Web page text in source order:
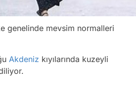
genelinde mevsim normalleri
Akdeniz kıyılarında kuzeyli